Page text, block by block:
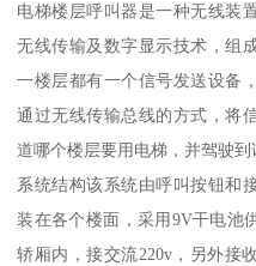
电梯楼层呼叫器是一种无线装
无线传输及数字显示技术，组
一楼层都有一个信号发送设备
通过无线传输总线的方式，将
道哪个楼层要用电梯，并驾驶到
系统结构该系统由呼叫按钮和
装在各个楼面，采用9V干电池
轿厢内，接交流220v，另外接